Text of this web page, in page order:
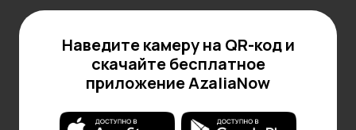
Наведите камеру на QR-код и
скачайте бесплатное
приложение AzaliaNow